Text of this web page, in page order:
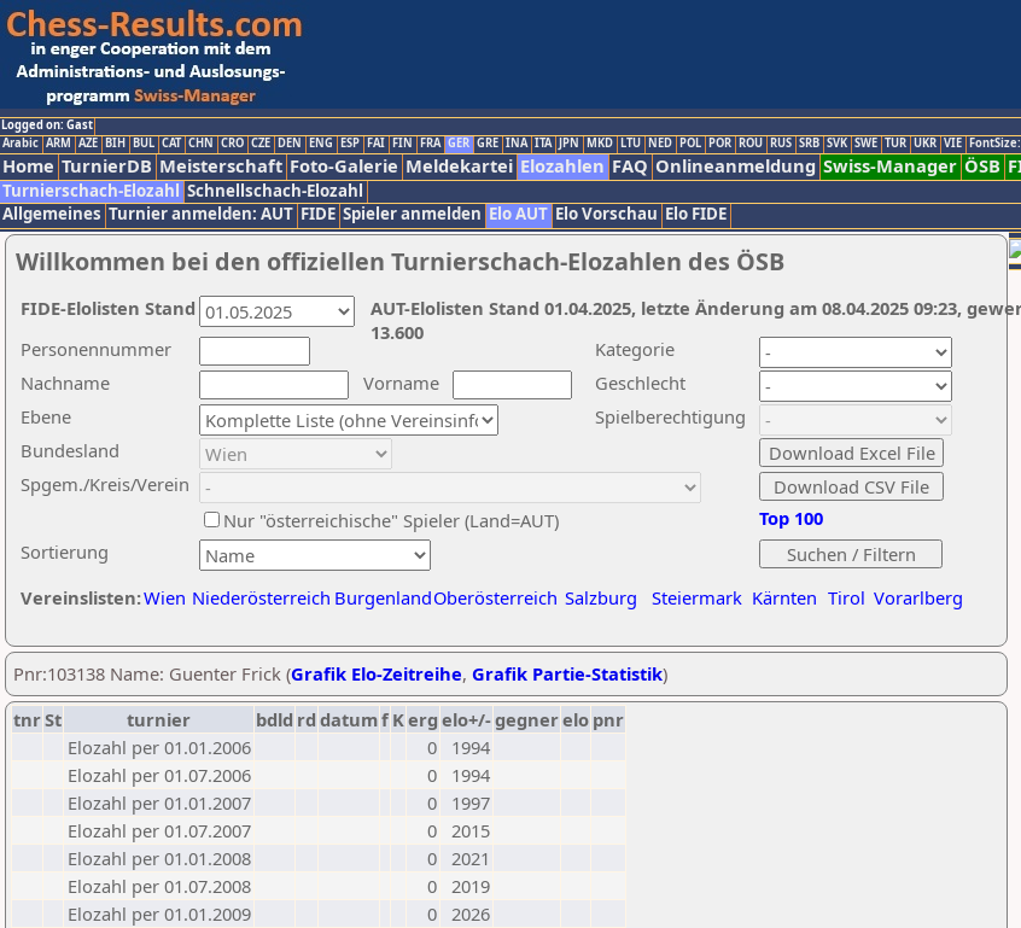
Logged on: Gast
Arabic ARM AZE BIH BUL CAT CHN CRO CZE DEN ENG ESP FAI FIN FRA GER GRE INA ITA JPN MKD LTU NED POL POR ROU RUS SRB SVK SWE TUR UKR VIE
Home TurnierDB Meisterschaft Foto-Galerie Meldekartei Elozahlen FAQ Onlineanmeldung Swiss-Manager ÖSB
Turnierschach-Elozahl Schnellschach-Elozahl
Allgemeines Turnier anmelden: AUT FIDE Spieler anmelden Elo AUT Elo Vorschau Elo FIDE
Willkommen bei den offiziellen Turnierschach-Elozahlen des ÖSB
Nachname
Vorname
Ebene
Kategorie
Sortierung
Personennummer
Bundesland
Spgem./Kreis/Verein
Geschlecht
Nur "österreichische" Spieler (Land=AUT)
Spielberechtigung
Vereinslisten:Wien Niederösterreich BurgenlandOberösterreich Salzburg Steiermark Kärnten Tirol Vorarlberg
Top 100
AUT-Elolisten Stand 01.04.2025, letzte Änderung am 08.04.2025 09:23,
13.600
FIDE-Elolisten Stand
Pnr:103138 Name: Guenter Frick (Grafik Elo-Zeitreihe, Grafik Partie-Statistik)
tnrSt turnier bdld rd datumf Kerg elo+/-gegnerelo pnr
Elozahl per 01.01.2006
0
1994
Elozahl per 01.07.2006
0
1994
Elozahl per 01.01.2007
0
1997
Elozahl per 01.07.2007
0 2015
Elozahl per 01.01.2008
0 2021
Elozahl per 01.07.2008
0 2019
Elozahl per 01.01.2009
0 2026